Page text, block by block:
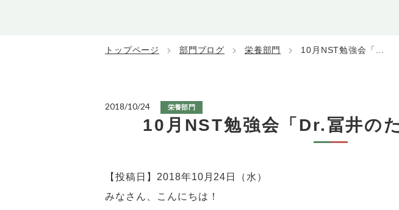
トップページ 部門ブログ 栄養部門 10月NST勉強会「...
2018/10/24 栄養部門
10月NST勉強会「Dr.冨井の
【投稿日】2018年10月24日（水）
みなさん、こんにちは！